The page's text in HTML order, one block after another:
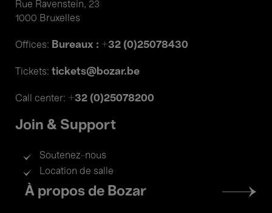
Rue Ravenstein, 23
1000 Bruxelles
Offices: Bureaux : +32 (0)25078430
Tickets: tickets@bozar.be
Call center: +32 (0)25078200
Join & Support
Soutenez-nous
Location de salle
Footer
menu
À propos de Bozar